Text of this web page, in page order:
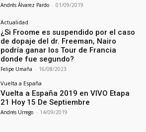
Andrés Álvarez Pardo - 01/09/2019
Actualidad
¿Si Froome es suspendido por el caso
de dopaje del dr. Freeman, Nairo
podría ganar los Tour de Francia
donde fue segundo?
Felipe Umaña - 16/08/2023
Vuelta a España
Vuelta a España 2019 en VIVO Etapa
21 Hoy 15 De Septiembre
Andrés Urrego - 14/09/2019